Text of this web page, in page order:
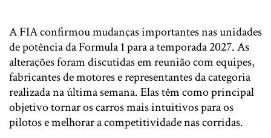
AFIAconfirmou mudanças importantes nas unidades
de potência daFormula 1para a temporada 2027. As
alterações foram discutidas em reunião com equipes,
fabricantes de motores e representantes da categoria
realizada na última semana. Elas têm como principal
objetivo tornar os carros mais intuitivos para os
pilotos e melhorar a competitividade nas corridas.